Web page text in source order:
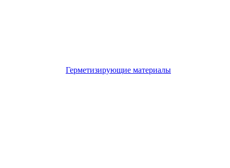
Герметизирующие материалы